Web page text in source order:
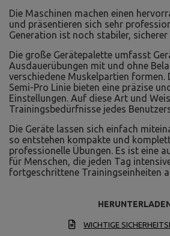
Die Maschinen machen einen
und präsentieren sich sehr
Generation ist noch stabiler,
Die große Gerätepalette umfasst
Ausdauerübungen mit und ohne
verschiedene Muskelpartien formen.
Semi-Pro Linie bieten eine präzise
Einstellungen. Auf diese Art und
Trainingsbedürfnisse jedes
Die Geräte lassen sich einfach
so entstehen kompakte und
professionelle Übungen. Es ist eine
für Menschen, die jeden Tag
fortgeschrittene Trainingseinheiten
WICHTIGE